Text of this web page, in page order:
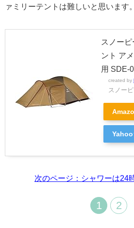
ァミリーテントは難しいと思います。
スノー
ント ア
用 SDE-
created by
スノー
Yahoo
次のページ：シャワーは24
1 2